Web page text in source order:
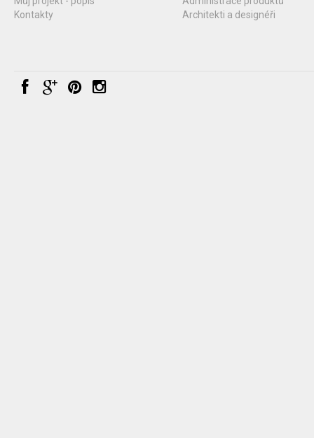
Kontakty
Architekti a designéři